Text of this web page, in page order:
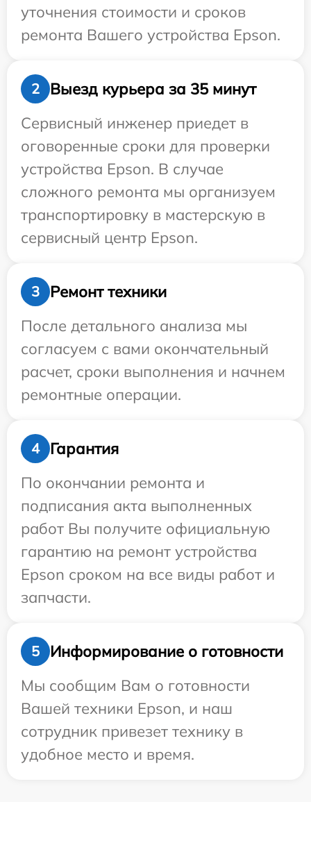
уточнения стоимости и сроков
ремонта Вашего устройства Epson.
2
Выезд курьера за 35 минут
Сервисный инженер приедет в
оговоренные сроки для проверки
устройства Epson. В случае
сложного ремонта мы организуем
транспортировку в мастерскую в
сервисный центр Epson.
3
Ремонт техники
После детального анализа мы
согласуем с вами окончательный
расчет, сроки выполнения и начнем
ремонтные операции.
4
Гарантия
По окончании ремонта и
подписания акта выполненных
работ Вы получите официальную
гарантию на ремонт устройства
Epson сроком на все виды работ и
запчасти.
5
Информирование о готовности
Мы сообщим Вам о готовности
Вашей техники Epson, и наш
сотрудник привезет технику в
удобное место и время.